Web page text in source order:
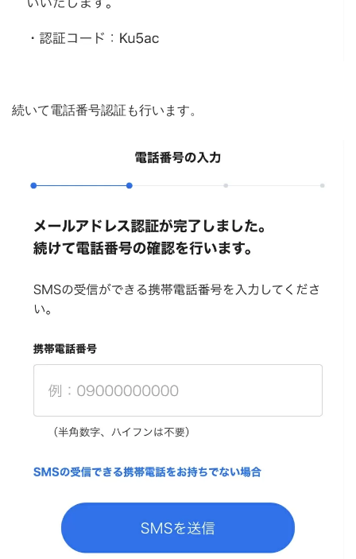
続いて電話番号認証も行います。